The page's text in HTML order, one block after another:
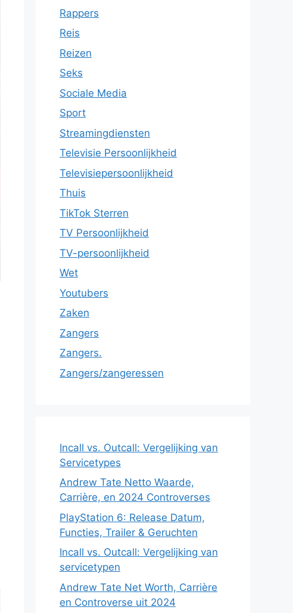
Rappers
Reis
Reizen
Seks
Sociale Media
Sport
Streamingdiensten
Televisie Persoonlijkheid
Televisiepersoonlijkheid
Thuis
TikTok Sterren
TV Persoonlijkheid
TV-persoonlijkheid
Wet
Youtubers
Zaken
Zangers
Zangers.
Zangers/zangeressen
Incall vs. Outcall: Vergelijking van
Servicetypes
Andrew Tate Netto Waarde,
Carrière, en 2024 Controverses
PlayStation 6: Release Datum,
Functies, Trailer & Geruchten
Incall vs. Outcall: Vergelijking van
servicetypen
Andrew Tate Net Worth, Carrière
en Controverse uit 2024